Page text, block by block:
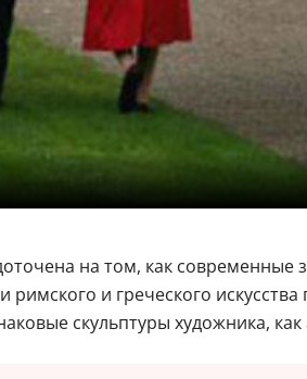
на том, как
и греческого
скульптуры художника,